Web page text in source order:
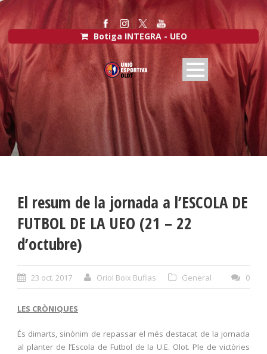
Botiga INTEGRA - UEO
El resum de la jornada a l’ESCOLA DE
FUTBOL DE LA UEO (21 – 22
d’octubre)
23 oct. 2017 Oriol Boix Bufias General 0
LES CRÒNIQUES
És dimarts, sinònim de repassar el més destacat de la jornada
al planter de l’Escola de Futbol de la U.E. Olot. Ple de victòries